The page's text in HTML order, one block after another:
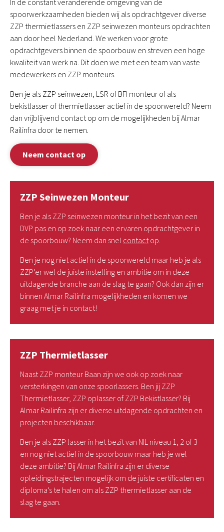
In de constant veranderende omgeving van de
spoorwerkzaamheden bieden wij als opdrachtgever diverse
ZZP thermietlassers en ZZP seinwezen monteurs opdrachten
aan door heel Nederland. We werken voor grote
opdrachtgevers binnen de spoorbouw en streven een hoge
kwaliteit van werk na. Dit doen we met een team van vaste
medewerkers en ZZP monteurs.
Ben je als ZZP seinwezen, LSR of BFI monteur of als
bekistlasser of thermietlasser actief in de spoorwereld? Neem
dan vrijblijvend contact op om de mogelijkheden bij Almar
Railinfra door te nemen.
Neem contact op
ZZP Seinwezen Monteur
Ben je als ZZP seinwezen monteur in het bezit van een
DVP pas en op zoek naar een ervaren opdrachtgever in
de spoorbouw? Neem dan snel contactop.
Ben je nog niet actief in de spoorwereld maar heb je als
ZZP’er wel de juiste instelling en ambitie om in deze
uitdagende branche aan de slag te gaan? Ook dan zijn er
binnen Almar Railinfra mogelijkheden en komen we
graag met je in contact!
ZZP Thermietlasser
Naast ZZP monteur Baan zijn we ook op zoek naar
versterkingen van onze spoorlassers. Ben jij ZZP
Thermietlasser, ZZP oplasser of ZZP Bekistlasser? Bij
Almar Railinfra zijn er diverse uitdagende opdrachten en
projecten beschikbaar.
Ben je als ZZP lasser in het bezit van NIL niveau 1, 2 of 3
en nog niet actief in de spoorbouw maar heb je wel
deze ambitie? Bij Almar Railinfra zijn er diverse
opleidingstrajecten mogelijk om de juiste certificaten en
diploma’s te halen om als ZZP thermietlasser aan de
slag te gaan.